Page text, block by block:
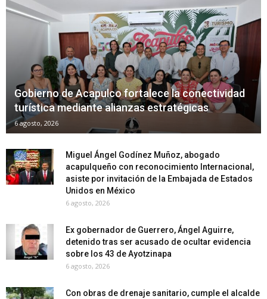
Gobierno de Acapulco fortalece la conectividad
turística mediante alianzas estratégicas
6 agosto, 2026
Miguel Ángel Godínez Muñoz, abogado
acapulqueño con reconocimiento Internacional,
asiste por invitación de la Embajada de Estados
Unidos en México
6 agosto, 2026
Ex gobernador de Guerrero, Ángel Aguirre,
detenido tras ser acusado de ocultar evidencia
sobre los 43 de Ayotzinapa
6 agosto, 2026
Con obras de drenaje sanitario, cumple el alcalde